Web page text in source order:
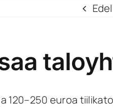
120–250 euroa